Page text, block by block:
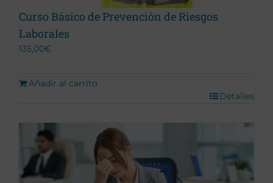
Curso Básico de Prevención de Riesgos
Laborales
135,00€
Añadir al carrito
Detalles